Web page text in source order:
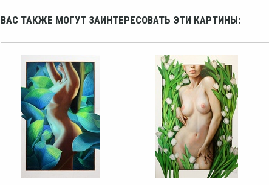
ВАС ТАКЖЕ МОГУТ ЗАИНТЕРЕСОВАТЬ ЭТИ КАРТИНЫ: